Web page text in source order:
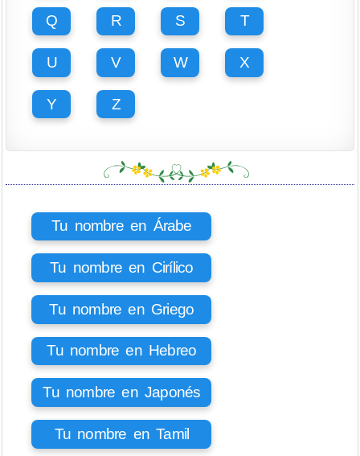
Q R S T
U V W X
Y Z
Tu nombre en Árabe
Tu nombre en Cirílico
Tu nombre en Griego
Tu nombre en Hebreo
Tu nombre en Japonés
Tu nombre en Tamil